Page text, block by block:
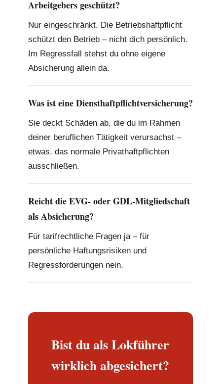
Arbeitgebers geschützt?
Nur eingeschränkt. Die Betriebshaftpflicht
schützt den Betrieb – nicht dich persönlich.
Im Regressfall stehst du ohne eigene
Absicherung allein da.
Was ist eine Diensthaftpflichtversicherung?
Sie deckt Schäden ab, die du im Rahmen
deiner beruflichen Tätigkeit verursachst –
etwas, das normale Privathaftpflichten
ausschließen.
Reicht die EVG- oder GDL-Mitgliedschaft
als Absicherung?
Für tarifrechtliche Fragen ja – für
persönliche Haftungsrisiken und
Regressforderungen nein.
Bist du als Lokführer
wirklich abgesichert?